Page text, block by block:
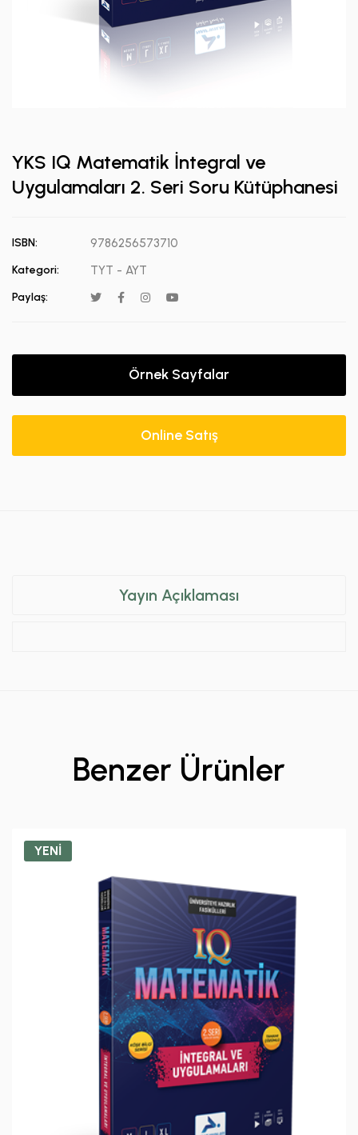
YKS IQ Matematik İntegral ve
Uygulamaları 2. Seri Soru Kütüphanesi
ISBN: 9786256573710
Kategori: TYT - AYT
Paylaş:
Örnek Sayfalar
Online Satış
Yayın Açıklaması
Benzer Ürünler
YENİ